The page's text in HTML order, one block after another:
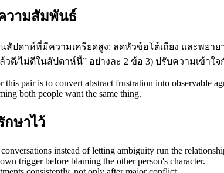
วามสัมพันธ์
สัปดาห์ที่มีความเครียดสูง: ลดหัวข้อโต้เถียง และพย
วดี/ไม่ดีในสัปดาห์นี้” อย่างละ 2 ข้อ 3) ปรับความเข้า
pair is to convert abstract frustration into observable
both people want the same thing.
ษาไว้
instead of letting ambiguity run the
trigger before blaming the other person's character.